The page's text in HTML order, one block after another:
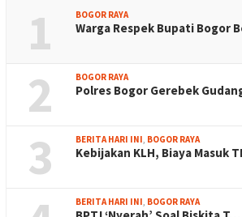
1 BOGOR RAYA
Warga Respek Bupati Bogor
2 BOGOR RAYA
Polres Bogor Gerebek
3 BERITA HARI INI, BOGOR RAYA
Kebijakan KLH, Biaya Masuk
BERITA HARI INI, BOGOR RAYA